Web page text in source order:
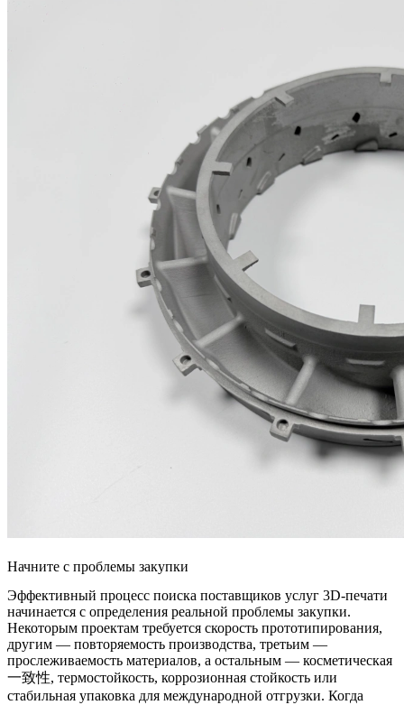
Начните с проблемы закупки
Эффективный процесс поиска поставщиков услуг 3D-печати
начинается с определения реальной проблемы закупки.
Некоторым проектам требуется скорость прототипирования,
другим — повторяемость производства, третьим —
прослеживаемость материалов, а остальным — косметическая
一致性, термостойкость, коррозионная стойкость или
стабильная упаковка для международной отгрузки. Когда